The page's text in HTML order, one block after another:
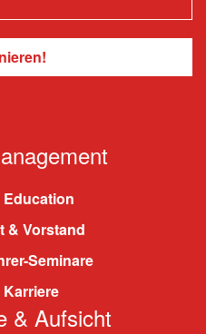
& Vorstand
Seminare
& Aufsicht